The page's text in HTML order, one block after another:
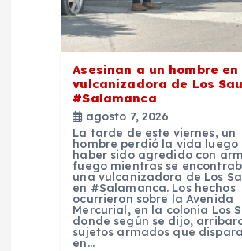
Asesinan a un hombre en
vulcanizadora de Los
#Salamanca
agosto 7, 2026
La tarde de este viernes, un
hombre perdió la vida luego
haber sido agredido con
fuego mientras se
una vulcanizadora de Los
en #Salamanca. Los hechos
ocurrieron sobre la Avenida
Mercurial, en la colonia Los
donde según se dijo,
sujetos armados que
en…